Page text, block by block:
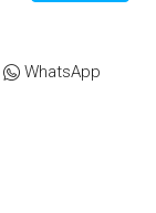
WhatsApp